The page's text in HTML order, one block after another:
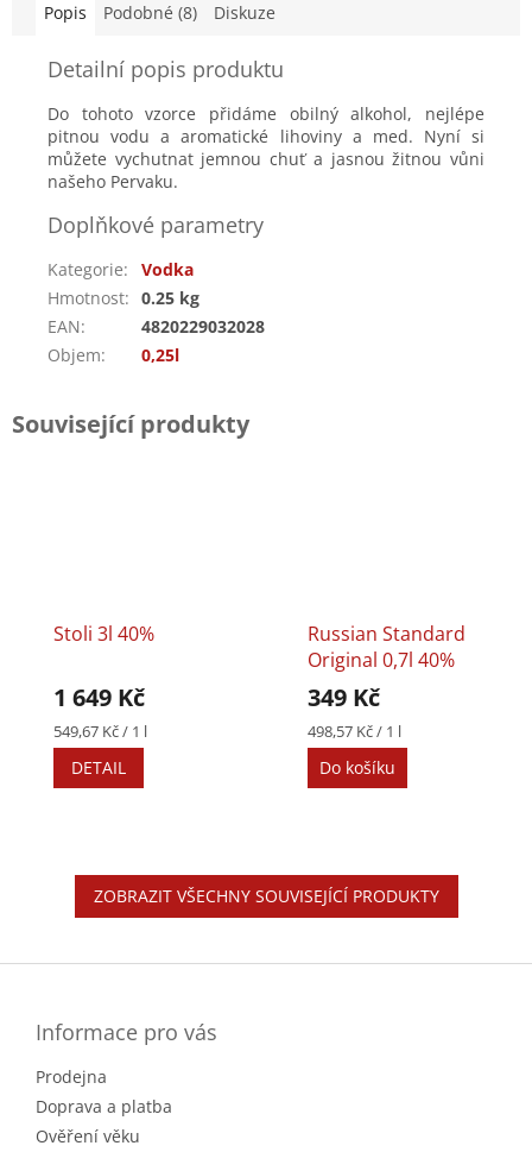
Popis Podobné (8) Diskuze
Detailní popis produktu
Do tohoto vzorce přidáme obilný alkohol, nejlépe
pitnou vodu a aromatické lihoviny a med. Nyní si
můžete vychutnat jemnou chuť a jasnou žitnou vůni
našeho Pervaku.
Doplňkové parametry
Kategorie:
Vodka
Hmotnost: 0.25 kg
EAN:
4820229032028
Objem: 0,25l
Související produkty
Stoli 3l 40%
1 649 Kč
Měrná
cena:
549,67 Kč / 1 l
DETAIL
Russian Standard
Original 0,7l 40%
349 Kč
Měrná
cena:
498,57 Kč / 1 l
Do košíku
ZOBRAZIT VŠECHNY SOUVISEJÍCÍ PRODUKTY
Informace pro vás
Prodejna
Doprava a platba
Ověření věku